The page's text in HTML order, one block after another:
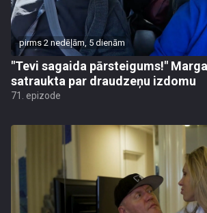
pirms 2 nedēļām, 5 dienām
"Tevi sagaida pārsteigums!"
satraukta par draudzeņu izdomu
71. epizode